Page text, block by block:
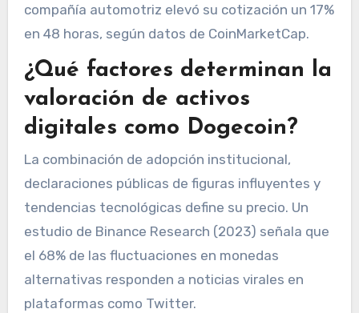
compañía automotriz elevó su cotización un 17%
en 48 horas, según datos de CoinMarketCap.
¿Qué factores determinan la
valoración de activos
digitales como Dogecoin?
La combinación de adopción institucional,
declaraciones públicas de figuras influyentes y
tendencias tecnológicas define su precio. Un
estudio de Binance Research (2023) señala que
el 68% de las fluctuaciones en monedas
alternativas responden a noticias virales en
plataformas como Twitter.